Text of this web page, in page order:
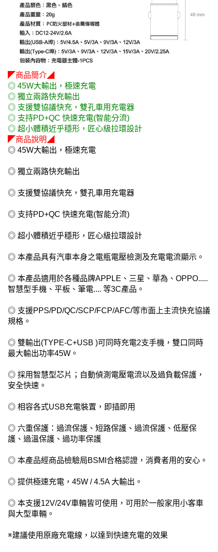
◤商品簡介◢
◎ 45W大輸出，極速充電
◎ 獨立兩路快充輸出
◎ 支援雙協議快充，雙孔車用充電器
◎ 支持PD+QC 快速充電(智能分流)
◎ 超小體積近乎穩形，匠心級拉環設計
◤商品說明◢
◎ 45W大輸出，極速充電
◎ 獨立兩路快充輸出
◎ 支援雙協議快充，雙孔車用充電器
◎ 支持PD+QC 快速充電(智能分流)
◎ 超小體積近乎穩形，匠心級拉環設計
◎ 本產品具有汽車本身之電瓶電壓檢測及充電電流顯示。
◎ 本產品適用於各種品牌APPLE、三星、華為、OPPO.....
智慧型手機、平板、筆電.... 等3C產品。
◎ 支援PPS/PD/QC/SCP/FCP/AFC/等市面上主流快充協議
規格。
◎ 雙輸出(TYPE-C+USB )可同時充電2支手機，雙口同時
最大輸出功率45W。
◎ 採用智慧型芯片；自動偵測電壓電流以及過負載保護，
安全快速。
◎ 相容各式USB充電裝置，即插即用
◎ 六重保護：過流保護、短路保護、過流保護、低壓保
護、過溫保護、過功率保護
◎ 本產品經商品檢驗局BSMI合格認證，消費者用的安心。
◎ 提供極速充電，45W / 4.5A 大輸出。
◎ 本支援12V/24V車輛皆可使用，可用於一般家用小客車
與大型車輛。
※建議使用原廠充電線，以達到快速充電的效果